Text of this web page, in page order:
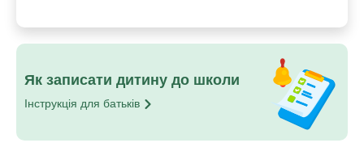
Як записати дитину до школи
Інструкція для батьків